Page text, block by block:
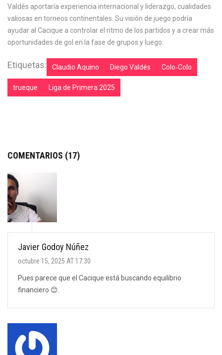
Valdés aportaría experiencia internacional y liderazgo, cualidades
valiosas en torneos continentales. Su visión de juego podría
ayudar al Cacique a controlar el ritmo de los partidos y a crear más
oportunidades de gol en la fase de grupos y luego.
Etiquetas: Claudio Aquino Diego Valdés Colo‑Colo
trueque Liga de Primera 2025
COMENTARIOS (17)
Javier Godoy Núñez
octubre 15, 2025 AT 17:30
Pues parece que el Cacique está buscando equilibrio
financiero 😊.